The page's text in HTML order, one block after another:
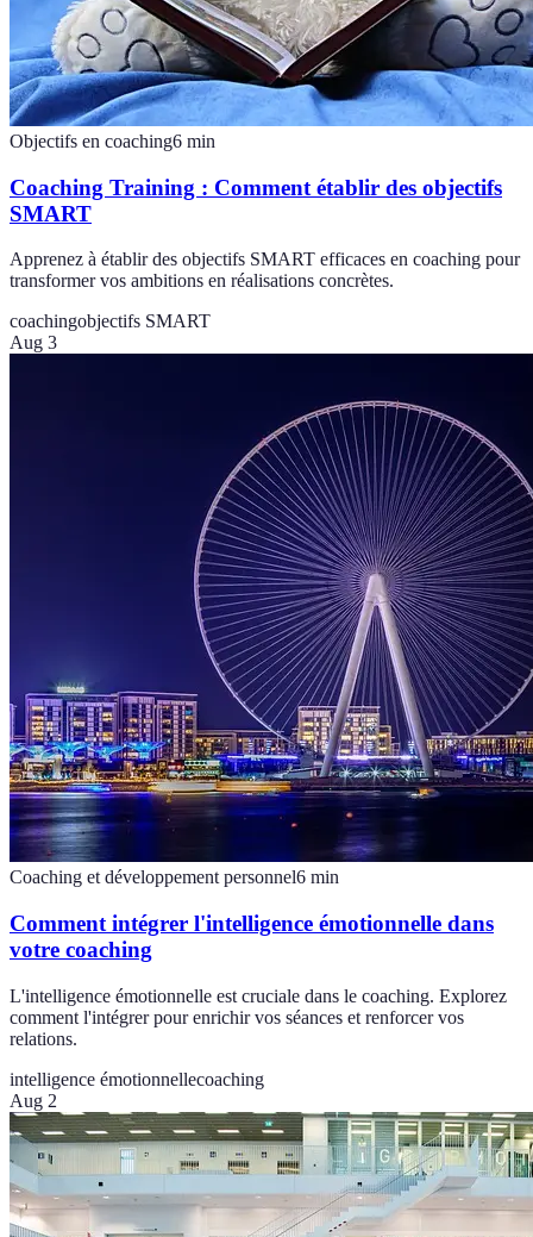
Objectifs en coaching6 min
Coaching Training : Comment établir des objectifs
SMART
Apprenez à établir des objectifs SMART efficaces en coaching pour
transformer vos ambitions en réalisations concrètes.
coachingobjectifs SMART
Aug 3
Coaching et développement personnel6 min
Comment intégrer l'intelligence émotionnelle dans
votre coaching
L'intelligence émotionnelle est cruciale dans le coaching. Explorez
comment l'intégrer pour enrichir vos séances et renforcer vos
relations.
intelligence émotionnellecoaching
Aug 2